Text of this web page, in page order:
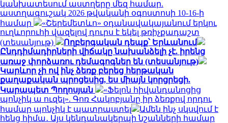
կանխատեսում աստղերը մեզ համար.
աստղագուշակ 2026 թվականի օգոստոսի 10-16-ի
համար
«Շերեմետևո» օդանավակայանում երկու
ուղևորուհի վազելով դուրս է եկել թռիչքադաշտ
(տեսանյութ)
Ողբերգական դեպք՝ Երևանում
Ընդդիմադիրների վիճակը նախանձելի չէ. իրենց
առաջ փորձառու դեմագոգներ են (տեսանյութ)
Կարևոր չի ով ինչ ձեռք բերեց հերթական
քաղաքական պրոցեսից, ես միայն կորցրեցի.
Կարապետ Պողոսյան
«Ֆելոն հիվանդանոցից
պոնչիկ ա ուզել». Գոռ Հակոբյանը իր ձեռքով որդու
համար պոնչիկ է պատրաստել
Ամեն ինչ սկսվում է
հենց հիմա․ Այս կենդանակերպի նշանների համար